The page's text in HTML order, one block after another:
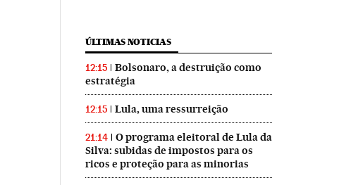
ÚLTIMAS NOTICIAS
12:15
Bolsonaro, a destruição como
estratégia
12:15 Lula, uma ressurreição
21:14
O programa eleitoral de Lula da
Silva: subidas de impostos para os
ricos e proteção para as minorias